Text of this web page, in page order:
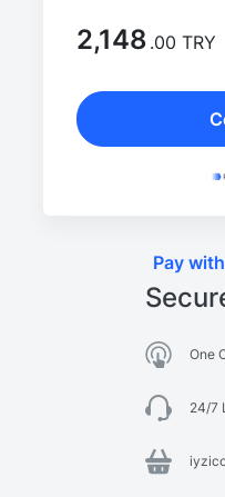
2,148 .00 TRY
Pay
One
24/7